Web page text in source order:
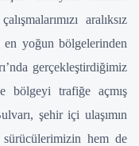
aralıksız
yoğun bölgelerinden
gerçekleştirdiğimiz
bölgeyi trafiğe açmış
şehir içi ulaşımın
hem de